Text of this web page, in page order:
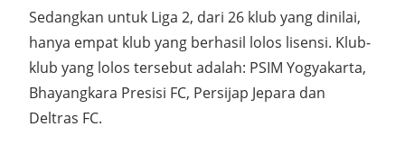
Sedangkan untuk Liga 2, dari 26 klub yang dinilai,
hanya empat klub yang berhasil lolos lisensi. Klub-
klub yang lolos tersebut adalah: PSIM Yogyakarta,
Bhayangkara Presisi FC, Persijap Jepara dan
Deltras FC.